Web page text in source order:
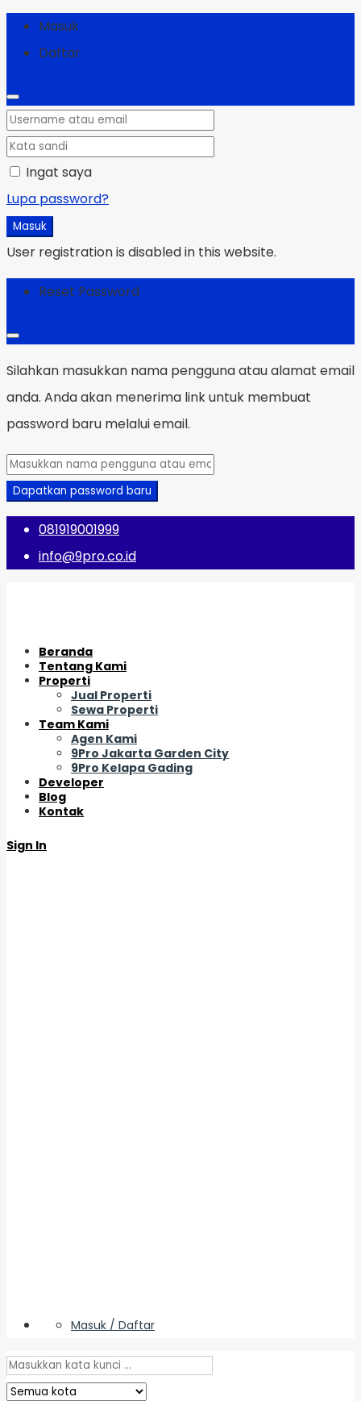
Masuk
Daftar
Ingat saya
Lupa password?
Masuk
User registration is disabled in this website.
Reset Password
Silahkan masukkan nama pengguna atau alamat email
anda. Anda akan menerima link untuk membuat
password baru melalui email.
Dapatkan password baru
081919001999
info@9pro.co.id
Beranda
Tentang Kami
Properti
Jual Properti
Sewa Properti
Team Kami
Agen Kami
9Pro Jakarta Garden City
9Pro Kelapa Gading
Developer
Blog
Kontak
Sign In
Masuk / Daftar